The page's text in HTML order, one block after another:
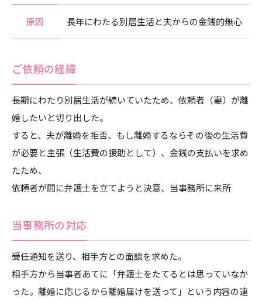
原因 長年にわたる別居生活と夫からの金銭的無心
ご依頼の経緯
長期にわたり別居生活が続いていたため、依頼者（妻）が離
婚したいと切り出した。
すると、夫が離婚を拒否、もし離婚するならその後の生活費
が必要と主張（生活費の援助として）、金銭の支払いを求め
たため、
依頼者が間に弁護士を立てようと決意、当事務所に来所
当事務所の対応
受任通知を送り、相手方との面談を求めた。
相手方から当事者あてに「弁護士をたてるとは思っていなか
った。離婚に応じるから離婚届けを送って」という内容の連